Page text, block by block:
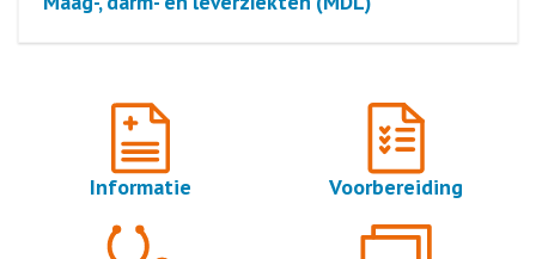
Informatie Voorbereiding